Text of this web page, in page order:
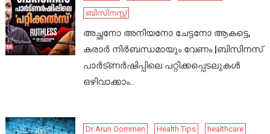
ബിസിനസ്സ്
അച്ഛനോ അനിയനോ ചേട്ടനോ ആകട്ടെ,
കരാർ നിർബന്ധമായും വേണം |ബിസിനസ്
പാർട്ണർഷിപ്പിലെ പറ്റിക്കപ്പെടലുകൾ
ഒഴിവാക്കാം..
Dr Arun Oommen Health Tips
healthcare